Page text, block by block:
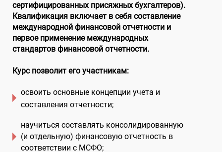
сертифицированных присяжных бухгалтеров).
Квалификация включает в себя составление
международной финансовой отчетности и
первое применение международных
стандартов финансовой отчетности.
Курс позволит его участникам:
освоить основные концепции учета и
составления отчетности;
научиться составлять консолидированную
(и отдельную) финансовую отчетность в
соответствии с МСФО;